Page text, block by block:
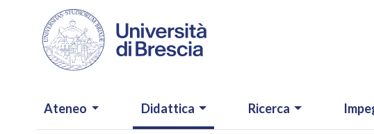
Salta al contenuto principale
NAVIGAZIONE PRINCIPALE
Ateneo Didattica Ricerca